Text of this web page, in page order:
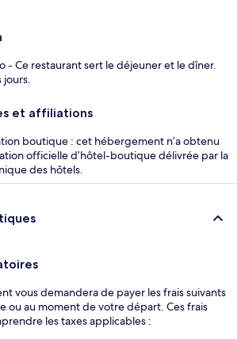
- Ce restaurant sert le déjeuner et le dîner.
jours.
et affiliations
boutique : cet hébergement n’a obtenu
officielle d’hôtel-boutique délivrée par la
des hôtels.
vous demandera de payer les frais suivants
ou au moment de votre départ. Ces frais
les taxes applicables :